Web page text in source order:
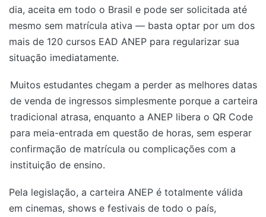
dia, aceita em todo o Brasil e pode ser solicitada até
mesmo sem matrícula ativa — basta optar por um dos
mais de 120 cursos EAD ANEP para regularizar sua
situação imediatamente.
Muitos estudantes chegam a perder as melhores datas
de venda de ingressos simplesmente porque a carteira
tradicional atrasa, enquanto a ANEP libera o QR Code
para meia-entrada em questão de horas, sem esperar
confirmação de matrícula ou complicações com a
instituição de ensino.
Pela legislação, a carteira ANEP é totalmente válida
em cinemas, shows e festivais de todo o país,